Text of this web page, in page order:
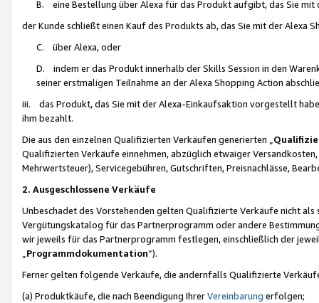
B. eine Bestellung über Alexa für das Produkt aufgibt, das Sie mit
der Kunde schließt einen Kauf des Produkts ab, das Sie mit der Alexa
C. über Alexa, oder
D. indem er das Produkt innerhalb der Skills Session in den
seiner erstmaligen Teilnahme an der Alexa Shopping Action
iii. das Produkt, das Sie mit der Alexa-Einkaufsaktion vorgestellt
ihm bezahlt.
Die aus den einzelnen Qualifizierten Verkäufen generierten „
Qualifizierten Verkäufe einnehmen, abzüglich etwaiger
Mehrwertsteuer), Servicegebühren, Gutschriften, Preisnachlässe,
2. Ausgeschlossene Verkäufe
Unbeschadet des Vorstehenden gelten Qualifizierte Verkäufe nicht
Vergütungskatalog für das Partnerprogramm oder andere
wir jeweils für das Partnerprogramm festlegen, einschließlich der
Programmdokumentation“).
Ferner gelten folgende Verkäufe, die andernfalls Qualifizierte
(a) Produktkäufe, die nach Beendigung IhrerVereinbarung erfolgen;